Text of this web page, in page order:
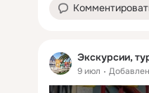
Экскурсии,
9 июл